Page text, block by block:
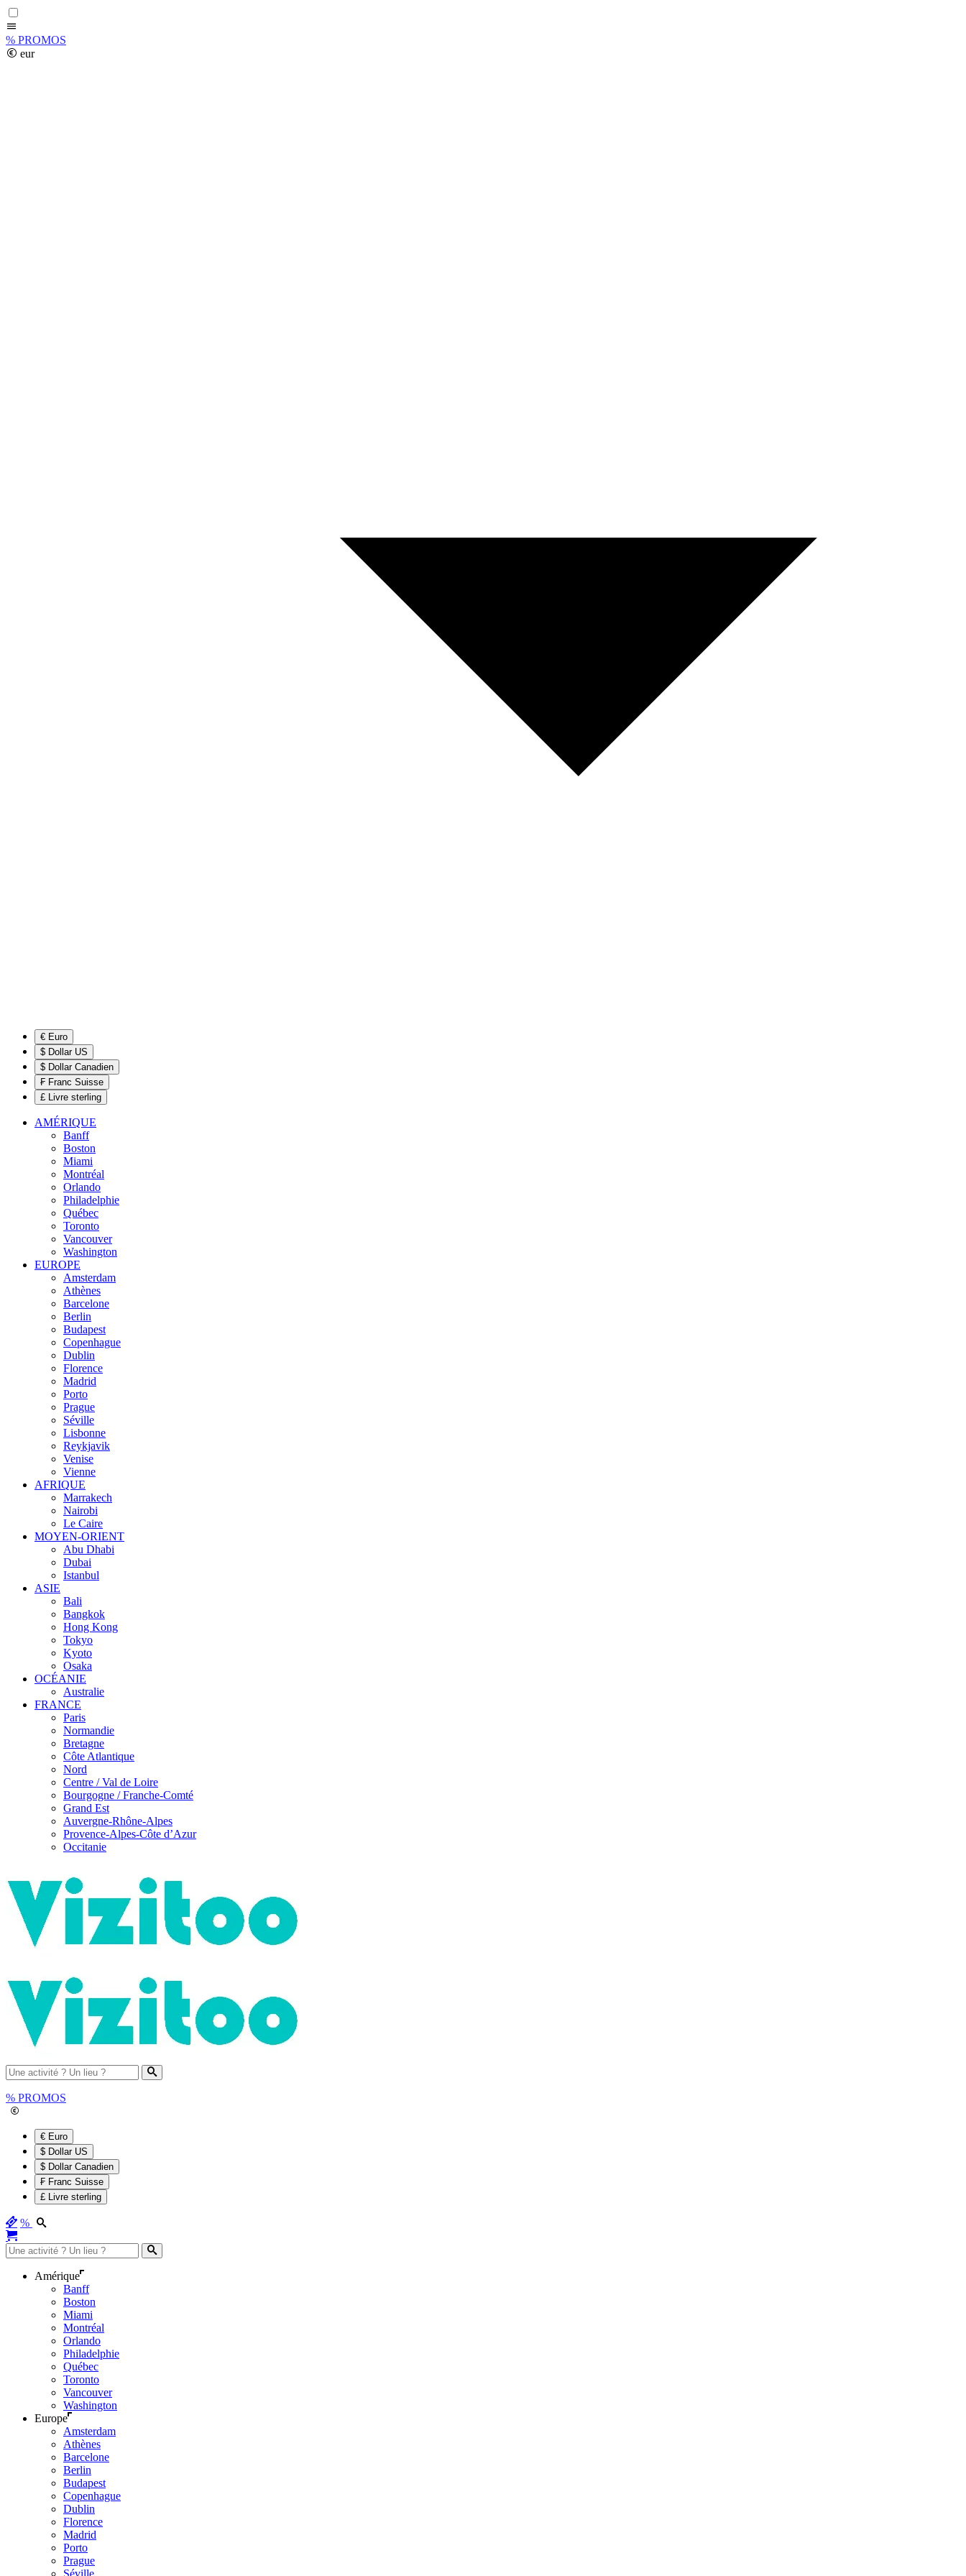
% PROMOS
eur
€ Euro
$ Dollar US
$ Dollar Canadien
₣ Franc Suisse
£ Livre sterling
AMÉRIQUE
Banff
Boston
Miami
Montréal
Orlando
Philadelphie
Québec
Toronto
Vancouver
Washington
EUROPE
Amsterdam
Athènes
Barcelone
Berlin
Budapest
Copenhague
Dublin
Florence
Madrid
Porto
Prague
Séville
Lisbonne
Reykjavik
Venise
Vienne
AFRIQUE
Marrakech
Nairobi
Le Caire
MOYEN-ORIENT
Abu Dhabi
Dubai
Istanbul
ASIE
Bali
Bangkok
Hong Kong
Tokyo
Kyoto
Osaka
OCÉANIE
Australie
FRANCE
Paris
Normandie
Bretagne
Côte Atlantique
Nord
Centre / Val de Loire
Bourgogne / Franche-Comté
Grand Est
Auvergne-Rhône-Alpes
Provence-Alpes-Côte d’Azur
Occitanie
% PROMOS
€ Euro
$ Dollar US
$ Dollar Canadien
₣ Franc Suisse
£ Livre sterling
%
Amérique
Banff
Boston
Miami
Montréal
Orlando
Philadelphie
Québec
Toronto
Vancouver
Washington
Europe
Amsterdam
Athènes
Barcelone
Berlin
Budapest
Copenhague
Dublin
Florence
Madrid
Porto
Prague
Séville